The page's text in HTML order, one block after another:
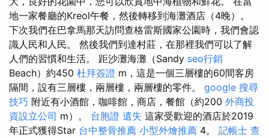
地一家餐廳的Kreol午餐，然後轉移到海灘酒店（4晚）。
下次我們在巴拿馬那天訪問查格雷斯國家公園時，我們會認
識人民和人民。 然後我們到達村莊，在那裡我們可以了解
人們的習慣和生活。 距沙灘海灘（Sandy seo行銷
Beach）約450 杜拜簽證 m，這是一個三層樓的60間客房
隔間，設有三層樓，兩層樓，兩層樓的零件。 google 搜尋
技巧 附近有小酒館，咖啡館，商店，餐館（約200 外商投
資設立公司 m）。 台胞證 遺失 這家受歡迎的酒店於2019
年正式獲得Star 台中整骨推薦 小型外燴推薦 4。 記帳士 查